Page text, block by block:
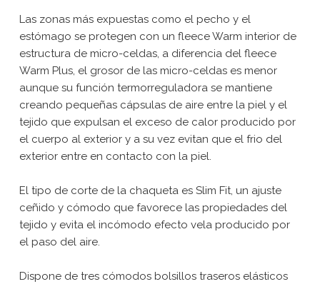
Las zonas más expuestas como el pecho y el
estómago se protegen con un fleece Warm interior de
estructura de micro-celdas, a diferencia del fleece
Warm Plus, el grosor de las micro-celdas es menor
aunque su función termorreguladora se mantiene
creando pequeñas cápsulas de aire entre la piel y el
tejido que expulsan el exceso de calor producido por
el cuerpo al exterior y a su vez evitan que el frio del
exterior entre en contacto con la piel.
El tipo de corte de la chaqueta es Slim Fit, un ajuste
ceñido y cómodo que favorece las propiedades del
tejido y evita el incómodo efecto vela producido por
el paso del aire.
Dispone de tres cómodos bolsillos traseros elásticos